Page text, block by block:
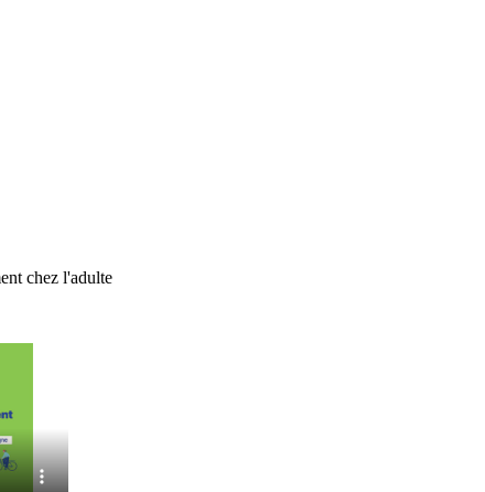
chez l'adulte